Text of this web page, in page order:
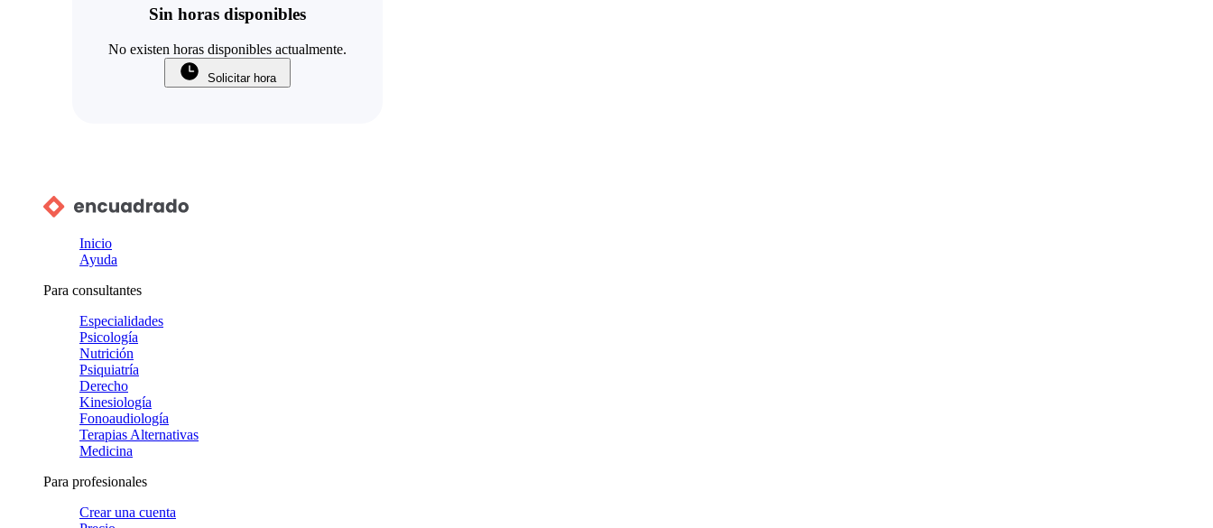
Sin horas disponibles
No existen horas disponibles actualmente.
Solicitar hora
Inicio
Ayuda
Para consultantes
Especialidades
Psicología
Nutrición
Psiquiatría
Derecho
Kinesiología
Fonoaudiología
Terapias Alternativas
Medicina
Para profesionales
Crear una cuenta